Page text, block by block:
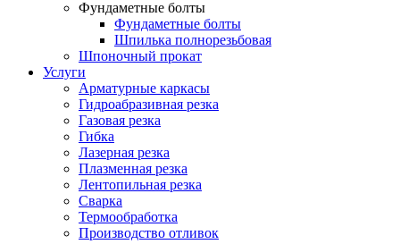
Фундаметные болты
Фундаметные болты
Шпилька полнорезьбовая
Шпоночный прокат
Услуги
Арматурные каркасы
Гидроабразивная резка
Газовая резка
Гибка
Лазерная резка
Плазменная резка
Лентопильная резка
Сварка
Термообработка
Производство отливок